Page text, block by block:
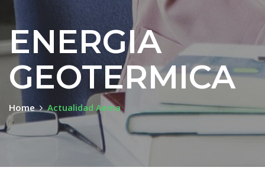
ENERGIA
GEOTERMICA
Home Actualidad Aema